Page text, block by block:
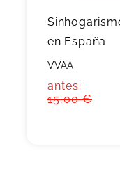
en España
VVAA
antes:
15,00 €